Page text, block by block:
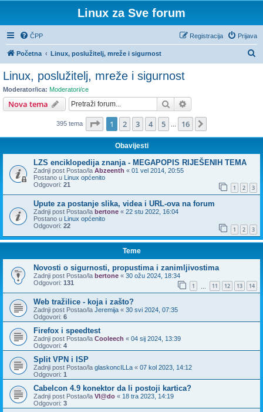
Linux za Sve forum
ČPP Prijava
Registracija
Početna Linux, poslužitelj, mreže i sigurnost
ž
Linux, poslužitelj, mreže i sigurnost
Moderator/ica: Moderatori/ce
Nova tema Pretražnik
395 tema Stranica: 1/ 16.
1 2 3 4 5 16
Obavijesti
LZS enciklopedija znanja - MEGAPOPIS RIJEŠENIH TEMA
Zadnji post Postao/la Abzeenth « 01 vel 2014, 20:55
Postano u Linux općenito
Odgovori: 21 1 2 3
Upute za postanje slika, videa i URL-ova na forum
Zadnji post Postao/la bertone « 22 stu 2022, 16:04
Postano u Linux općenito
Odgovori: 22 1 2 3
Teme
Novosti o sigurnosti, propustima i zanimljivostima
Zadnji post Postao/la bertone « 30 ožu 2024, 18:34
Odgovori: 131 1 11 12 13 14
Web tražilice - koja i zašto?
Zadnji post Postao/la Jeremija « 30 svi 2024, 07:35
Odgovori: 6
Firefox i speedtest
Zadnji post Postao/la Cooleech « 04 sij 2024, 13:39
Odgovori: 4
Split VPN i ISP
Zadnji post Postao/la glaskoncILLa « 07 kol 2023, 14:12
Odgovori: 1
Cabelcon 4.9 konektor da li postoji kartica?
Zadnji post Postao/la Vl@do « 18 tra 2023, 14:19
Odgovori: 3